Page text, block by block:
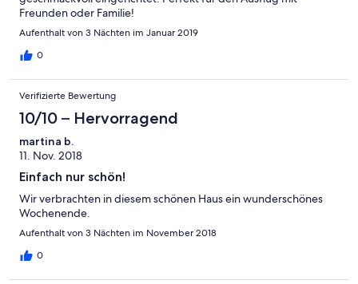
Freunden oder Familie!
Aufenthalt von 3 Nächten im Januar 2019
0
Verifizierte Bewertung
10/10 – Hervorragend
martina b.
11. Nov. 2018
Einfach nur schön!
Wir verbrachten in diesem schönen Haus ein wunderschönes
Wochenende.
Aufenthalt von 3 Nächten im November 2018
0